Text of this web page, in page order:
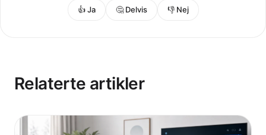
👍 Ja 🤔 Delvis 👎 Nej
Relaterte artikler